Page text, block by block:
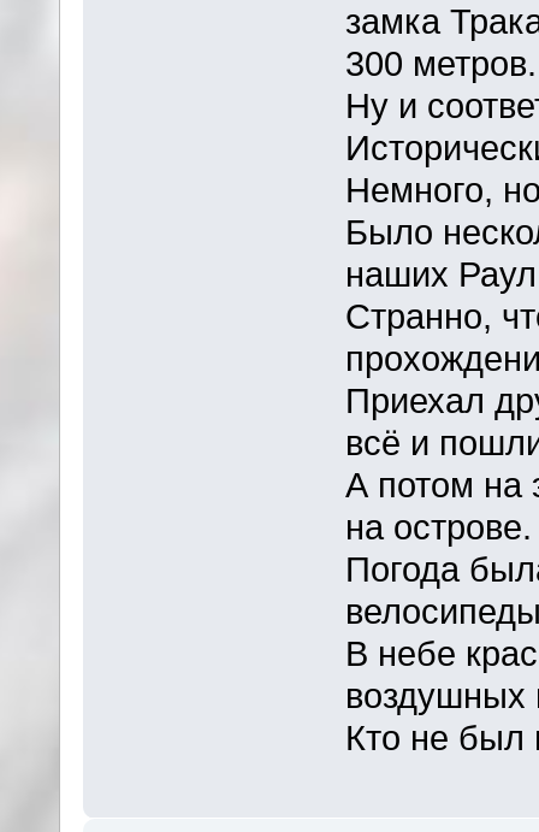
замка
300 метров.
Ну и
Немного,
Было
наших
Странно,
Приехал
всё и
А потом на
на острове.
Погода
В небе
воздушных
Кто не был